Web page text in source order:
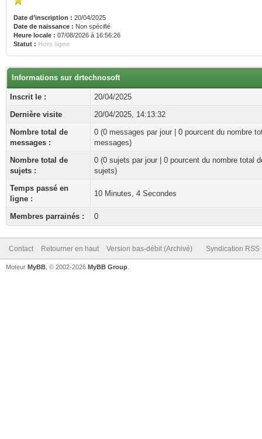
Date d’inscription : 20/04/2025
Date de naissance : Non spécifié
Heure locale : 07/08/2026 à 16:56:26
Statut : Hors ligne
Informations sur drtechnosoft
Inscrit le :
20/04/2025
Dernière visite
20/04/2025, 14:13:32
Nombre total de
messages :
0 (0 messages par jour | 0 pourcent du nombre
messages)
Nombre total de
sujets :
0 (0 sujets par jour | 0 pourcent du nombre total
sujets)
Temps passé en
ligne :
10 Minutes, 4 Secondes
Membres parrainés : 0
Contact Retourner en haut Version bas-débit (Archivé) Syndication RSS
Moteur MyBB , © 2002-2026 MyBB Group